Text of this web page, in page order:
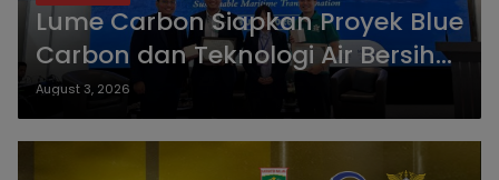
Lume Carbon Siapkan Proyek Blue
Carbon dan Teknologi Air Bersih
untuk Perkuat Ekonomi Biru
August 3, 2026